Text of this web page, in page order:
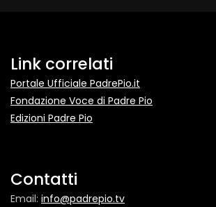
Link correlati
Portale Ufficiale PadrePio.it
Fondazione Voce di Padre Pio
Edizioni Padre Pio
Contatti
Email: info@padrepio.tv